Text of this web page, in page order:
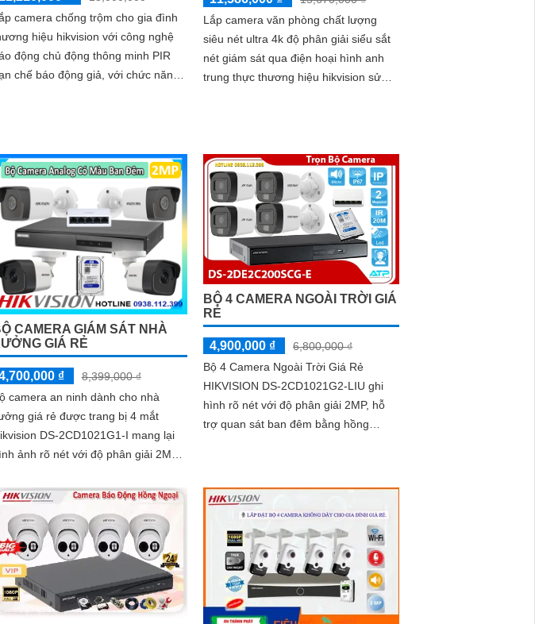
camera chống trộm cho gia đình
hiệu hikvision với công nghệ
động chủ động thông minh PIR
chế báo động giả, với chức năng
Lắp camera văn phòng chất lượng
siêu nét ultra 4k độ phân giải siểu sắt
nét giám sát qua điện hoại hình anh
trung thực thương hiệu hikvision sử
CAMERA GIÁM SÁT NHÀ
GIÁ RẺ
₫
8,399,000 ₫
camera an ninh dành cho nhà
giá rẻ được trang bị 4 mắt
DS-2CD1021G1-I mang lại
ảnh rõ nét với độ phân giải 2MP.
H.265/H.264+/H
BỘ 4 CAMERA NGOÀI TRỜI GIÁ
RẺ
4,900,000 ₫
6,800,000 ₫
Bộ 4 Camera Ngoài Trời Giá Rẻ
HIKVISION DS-2CD1021G2-LIU ghi
hình rõ nét với độ phân giải 2MP, hỗ
trợ quan sát ban đêm bằng hồng
tốt với chống ngược sáng DWDR,
BLC, giảm nhiễu 3D DNR